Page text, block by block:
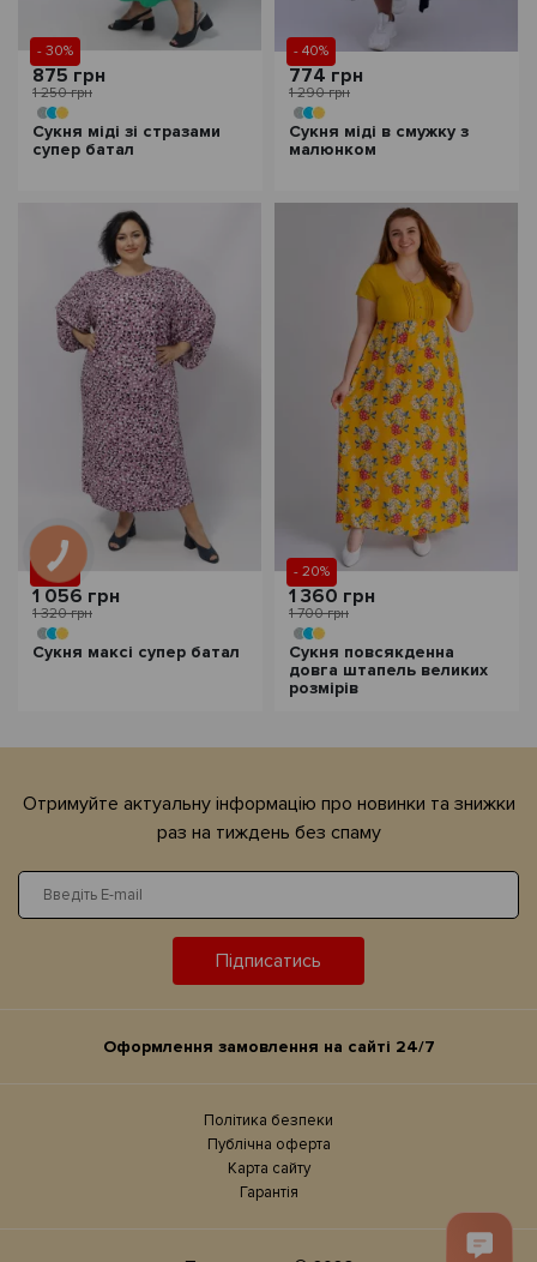
- 30%
875 грн
1 250 грн
Сукня міді зі стразами
супер батал
- 40%
774 грн
1 290 грн
Сукня міді в смужку з
малюнком
- 20%
1 056 грн
1 320 грн
Сукня максі супер батал
- 20%
1 360 грн
1 700 грн
Сукня повсякденна
довга штапель великих
розмірів
Отримуйте актуальну iнформацiю про новинки та знижки
раз на тиждень без спаму
Підписатись
Оформлення замовлення на сайтi 24/7
Політика безпеки
Публічна оферта
Карта сайту
Гарантія